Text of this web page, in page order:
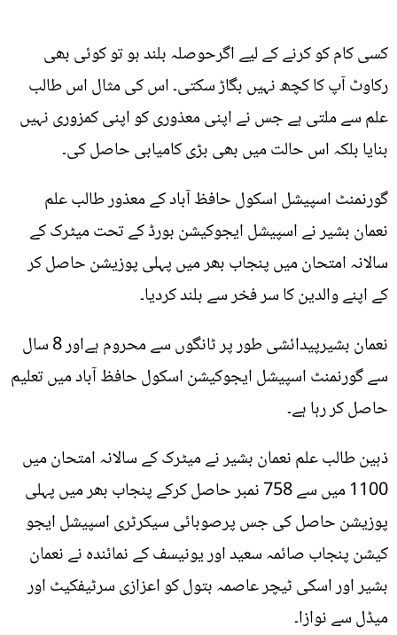
کسی کام کو کرنے کے لیے اگرحوصلہ بلند ہو تو کوئی بھی
رکاوٹ آپ کا کچھ نہیں بگاڑ سکتی۔ اس کی مثال اس طالب
علم سے ملتی ہے جس نے اپنی معذوری کو اپنی کمزوری نہیں
بنایا بلکہ اس حالت میں بھی بڑی کامیابی حاصل کی۔
گورنمنٹ اسپیشل اسکول حافظ آباد کے معذور طالب علم
نعمان بشیر نے اسپیشل ایجوکیشن بورڈ کے تحت میٹرک کے
سالانہ امتحان میں پنجاب بھر میں پہلی پوزیشن حاصل کر
کے اپنے والدین کا سر فخر سے بلند کردیا۔
نعمان بشیرپیدائشی طور پر ٹانگوں سے محروم ہےاور 8 سال
سے گورنمنٹ اسپیشل ایجوکیشن اسکول حافظ آباد میں تعلیم
حاصل کر رہا ہے۔
ذہین طالب علم نعمان بشیر نے میٹرک کے سالانہ امتحان میں
1100 میں سے 758 نمبر حاصل کرکے پنجاب بھر میں پہلی
پوزیشن حاصل کی جس پرصوبائی سیکرٹری اسپیشل ایجو
کیشن پنجاب صائمہ سعید اور یونیسف کے نمائندہ نے نعمان
بشیر اور اسکی ٹیچر عاصمہ بتول کو اعزازی سرٹیفکیٹ اور
میڈل سے نوازا۔